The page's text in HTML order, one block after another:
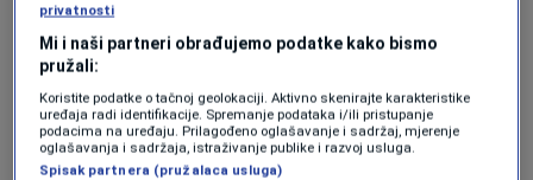
U rudničkim galerijama, plin se diže kroz vodu u
stalnim mjehurićima, formirajući neku vrstu
"podzemnog jacuzzija" u drenažnom bazenu.
Prema Univerzitetu Grenoble Alpes, jednoj od
privatnosti
Mi i naši partneri obrađujemo podatke kako bismo
pružali:
Koristite podatke o tačnoj geolokaciji. Aktivno skenirajte karakteristike
uređaja radi identifikacije. Spremanje podataka i/ili pristupanje
podacima na uređaju. Prilagođeno oglašavanje i sadržaj, mjerenje
oglašavanja i sadržaja, istraživanje publike i razvoj usluga.
Spisak partnera (pružalaca usluga)